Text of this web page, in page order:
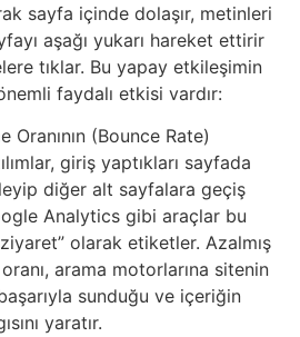
sayfa içinde dolaşır, metinleri
aşağı yukarı hareket ettirir
tıklar. Bu yapay etkileşimin
faydalı etkisi vardır:
Oranının (Bounce Rate)
giriş yaptıkları sayfada
diğer alt sayfalara geçiş
Analytics gibi araçlar bu
olarak etiketler. Azalmış
arama motorlarına sitenin
sunduğu ve içeriğin
yaratır.